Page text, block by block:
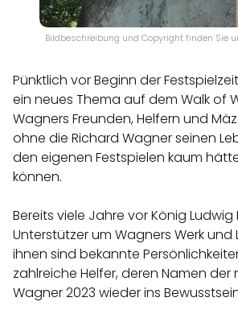
Bildbeschreibung und Copyright finden Sie
Pünktlich vor Beginn der
ein neues Thema auf dem Walk of
Wagners Freunden, Helfern und
ohne die Richard Wagner seinen
den eigenen Festspielen kaum
können.
Bereits viele Jahre vor König Ludwig
Unterstützer um Wagners Werk und
ihnen sind bekannte
zahlreiche Helfer, deren Namen der
Wagner 2023 wieder ins